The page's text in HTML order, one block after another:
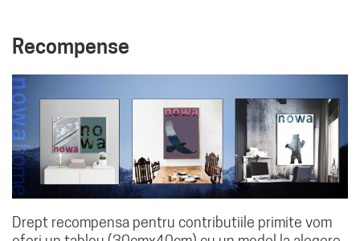
Recompense
Drept recompensa pentru contributiile primite vom